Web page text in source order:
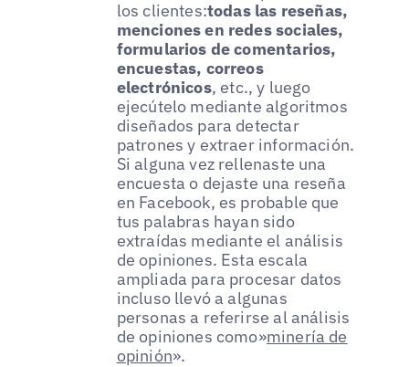
los clientes:todas las reseñas,
menciones en redes sociales,
formularios de comentarios,
encuestas, correos
electrónicos, etc., y luego
ejecútelo mediante algoritmos
diseñados para detectar
patrones y extraer información.
Si alguna vez rellenaste una
encuesta o dejaste una reseña
en Facebook, es probable que
tus palabras hayan sido
extraídas mediante el análisis
de opiniones. Esta escala
ampliada para procesar datos
incluso llevó a algunas
personas a referirse al análisis
de opiniones como»minería de
opinión».